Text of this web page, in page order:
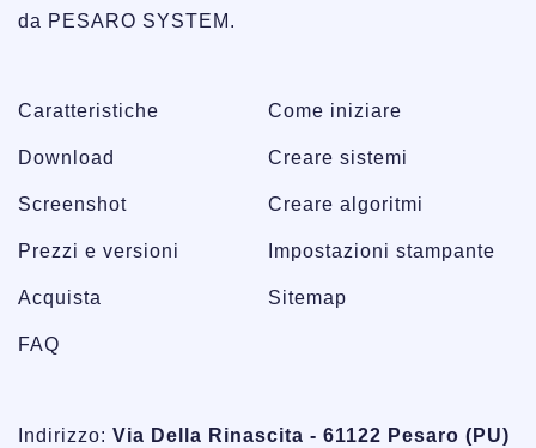
da PESARO SYSTEM.
Caratteristiche
Download
Screenshot
Prezzi e versioni
Acquista
FAQ
Come iniziare
Creare sistemi
Creare algoritmi
Impostazioni stampante
Sitemap
Indirizzo: Via Della Rinascita - 61122 Pesaro (PU)